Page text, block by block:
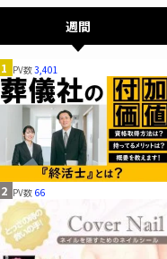
週間
1 PV数3,401
2 PV数 66